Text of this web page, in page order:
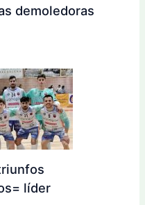
demoledoras
líder